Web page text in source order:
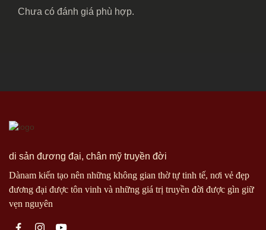
Chưa có đánh giá phù hợp.
di sản đương đại, chân mỹ truyền đời
Dànam kiến tạo nên những không gian thờ tự tinh tế, nơi vẻ đẹp
đương đại được tôn vinh và những giá trị truyền đời được gìn giữ
vẹn nguyên